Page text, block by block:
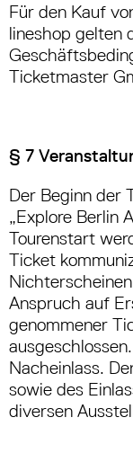
Für den Kauf
lineshop gelten
Ticketmaster
§ 7
Der Beginn der
„Explore Berlin
Tourenstart
Ticket
Anspruch auf
genommener
Nacheinlass.
sowie des
diversen